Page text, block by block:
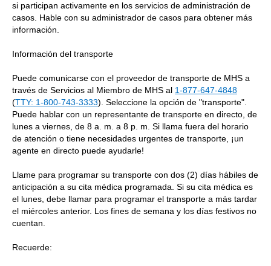
si participan activamente en los servicios de administración de
casos. Hable con su administrador de casos para obtener más
información.
Información del transporte
Puede comunicarse con el proveedor de transporte de MHS a
través de Servicios al Miembro de MHS al 1-877-647-4848
(TTY: 1-800-743-3333). Seleccione la opción de "transporte".
Puede hablar con un representante de transporte en directo, de
lunes a viernes, de 8 a. m. a 8 p. m. Si llama fuera del horario
de atención o tiene necesidades urgentes de transporte, ¡un
agente en directo puede ayudarle!
Llame para programar su transporte con dos (2) días hábiles de
anticipación a su cita médica programada. Si su cita médica es
el lunes, debe llamar para programar el transporte a más tardar
el miércoles anterior. Los fines de semana y los días festivos no
cuentan.
Recuerde: